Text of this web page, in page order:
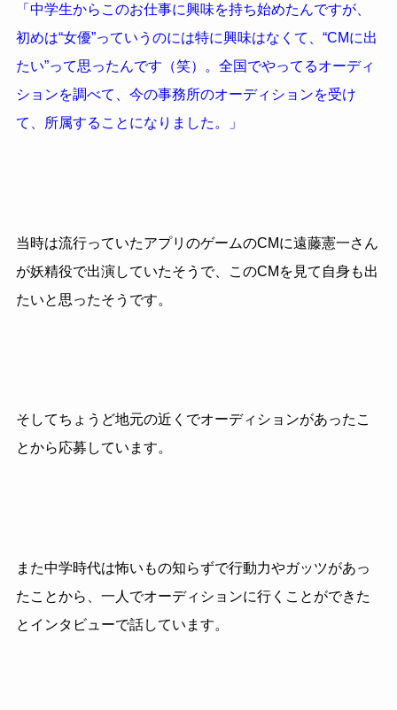
「中学生からこのお仕事に興味を持ち始めたんですが、
初めは“女優”っていうのには特に興味はなくて、“CMに出
たい”って思ったんです（笑）。全国でやってるオーディ
ションを調べて、今の事務所のオーディションを受け
て、所属することになりました。」
当時は流行っていたアプリのゲームのCMに遠藤憲一さん
が妖精役で出演していたそうで、このCMを見て自身も出
たいと思ったそうです。
そしてちょうど地元の近くでオーディションがあったこ
とから応募しています。
また中学時代は怖いもの知らずで行動力やガッツがあっ
たことから、一人でオーディションに行くことができた
とインタビューで話しています。